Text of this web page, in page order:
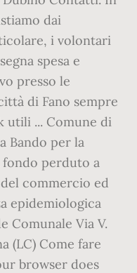
dai
i volontari
spesa e
presso le
di Fano sempre
utili ... Comune di
Bando per la
perduto a
commercio ed
epidemiologica
Comunale Via V.
(LC) Come fare
browser does